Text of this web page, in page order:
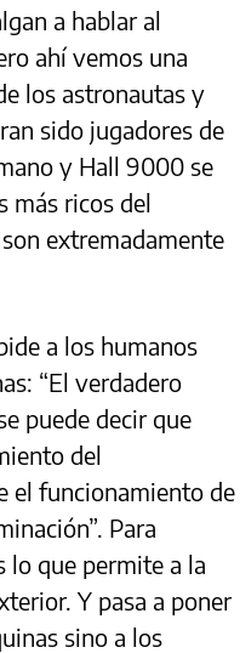
a hablar al
ahí vemos una
los astronautas y
sido jugadores de
y Hall 9000 se
más ricos del
extremadamente
a los humanos
“El verdadero
puede decir que
del
el funcionamiento de
Para
lo que permite a la
Y pasa a poner
sino a los